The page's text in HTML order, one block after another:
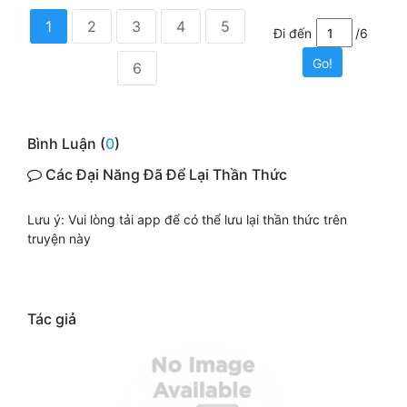
1 2 3 4 5
6
Đi đến
/6
Go!
Bình Luận (0)
Các Đại Năng Đã Để Lại Thần Thức
Lưu ý: Vui lòng tải app để có thể lưu lại thần thức trên
truyện này
Tác giả